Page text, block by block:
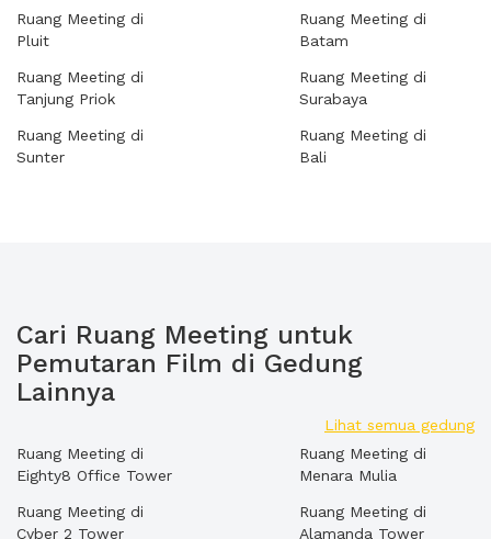
Ruang Meeting di
Pluit
Ruang Meeting di
Tanjung Priok
Ruang Meeting di
Sunter
Ruang Meeting di
Batam
Ruang Meeting di
Surabaya
Ruang Meeting di
Bali
Cari Ruang Meeting untuk
Pemutaran Film di Gedung
Lainnya
Lihat semua gedung
Ruang Meeting di
Eighty8 Office Tower
Ruang Meeting di
Cyber 2 Tower
Ruang Meeting di
Menara Mulia
Ruang Meeting di
Alamanda Tower